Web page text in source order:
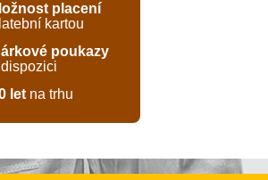
placení
kartou
poukazy
dispozici
let na trhu